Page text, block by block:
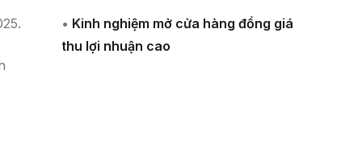
• Kinh nghiệm mở cửa hàng đồng giá
thu lợi nhuận cao